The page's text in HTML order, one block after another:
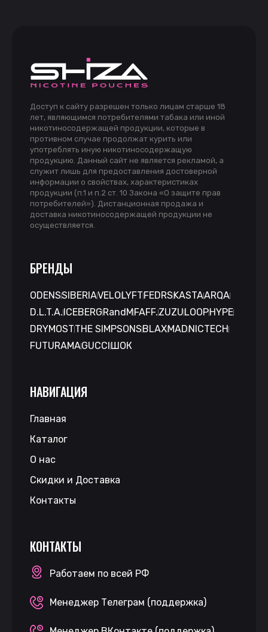
Доступ к сайту разрешен только лицам старше 18
лет, являющимся потребителями табака или иной
никотиносодержащей продукции, которые в
противном случае продолжат курить или
употреблять иную никотиносодержащую
продукцию. Данный сайт не является рекламой, а
служит лишь для предоставления достоверной
информации о свойствах, характеристиках
продукции (п.1 и п.2 ст. 10 Закона «О защите прав
потребителей»). Дистанционная продажа и
доставка никотиносодержащей продукции не
осуществляется.
БРЕНДЫ
ODENSSIBERIAVELO LYFT FEDRS KASTAARQA
D.L.T.A. ICEBERG RandM FAFF.ZUZU LOOPHYPE
DRYMOSTTHE SIMPSONS BLAXMAD NICTECH
FUTURAMAGUCCI ШОК
НАВИГАЦИЯ
Главная
Каталог
О нас
Скидки и Доставка
Контакты
КОНТАКТЫ
Работаем по всей РФ
Менеджер Телеграм (поддержка)